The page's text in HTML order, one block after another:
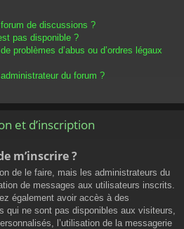
de discussions ?
pas disponible ?
problèmes d’abus ou d’ordres légaux
du forum ?
et d’inscription
m’inscrire ?
de le faire, mais les administrateurs du
de messages aux utilisateurs inscrits.
également avoir accès à des
qui ne sont pas disponibles aux visiteurs,
l’utilisation de la messagerie